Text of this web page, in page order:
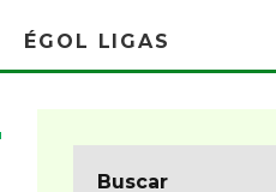
ÉGOL LIGAS